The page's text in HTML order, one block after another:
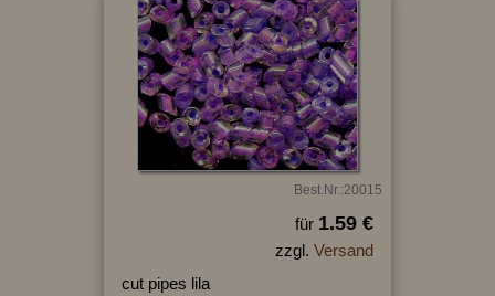
Best.Nr.:20015
für 1.59 €
zzgl. Versand
cut pipes lila